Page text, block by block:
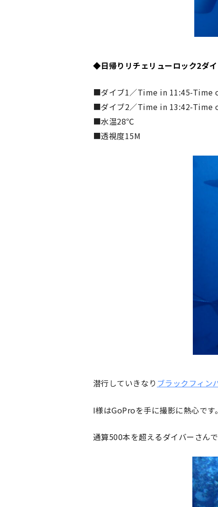
◆日帰りリチェリューロック2ダ
■ダイブ1／Time in 11:45-Time
■ダイブ2／Time in 13:42-Time
■水温28℃
■透視度15M
潜行していきなり ブラックフィン
I様はGoProを手に撮影に熱心です。
通算500本を超えるダイバーさんで